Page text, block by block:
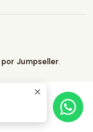
Jumpseller.